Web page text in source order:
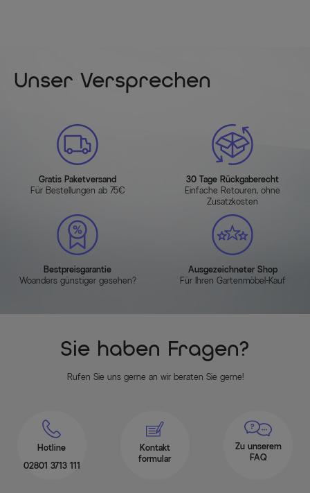
Unser Versprechen
Gratis Paketversand
Für Bestellungen ab 75€
30 Tage Rückgaberecht
Einfache Retouren, ohne
Zusatzkosten
Bestpreisgarantie
Woanders günstiger gesehen?
Ausgezeichneter Shop
Für Ihren Gartenmöbel-Kauf
Sie haben Fragen?
Rufen Sie uns gerne an wir beraten Sie gerne!
Hotline
02801 3713 111
Kontakt
formular
Zu unserem
FAQ